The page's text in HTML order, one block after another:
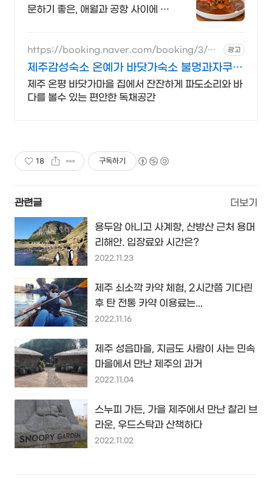
문하기 좋은, 애월과 공항 사이에 위
https://booking.naver.com/booking/3/biz
es/848132
광고
제주감성숙소 온예가 바닷가숙소 불멍과자쿠지
경험
제주 온평 바닷가마을 집에서 잔잔하게 파도소리와 바
다를 볼수 있는 편안한 독채공간
18 구독하기
관련글 더보기
용두암 아니고 사계항, 산방산 근처 용머
리해안. 입장료와 시간은?
2022.11.23
제주 쇠소깍 카약 체험, 2시간쯤 기다린
후 탄 전통 카약 이용료는...
2022.11.16
제주 성읍마을, 지금도 사람이 사는 민속
마을에서 만난 제주의 과거
2022.11.04
스누피 가든, 가을 제주에서 만난 찰리 브
라운, 우드스탁과 산책하다
2022.11.02